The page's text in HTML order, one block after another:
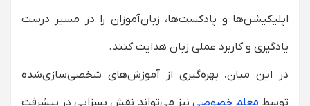
اپلیکیشن‌ها و پادکست‌ها، زبان‌آموزان را در مسیر درست
یادگیری و کاربرد عملی زبان هدایت کنند.
در این میان، بهره‌گیری از آموزش‌های شخصی‌سازی‌شده
توسطمعلم خصوصی نیز می‌تواند نقش بسزایی در پیشرفت